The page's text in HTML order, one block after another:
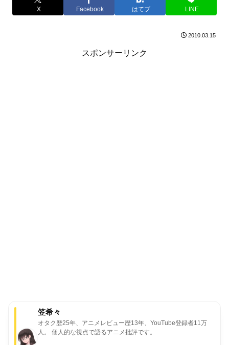
X Facebook はてブ LINE
2010.03.15
スポンサーリンク
笠希々
オタク歴25年、アニメレビュー歴13年、YouTube登録者11万
人。
個人的な視点で語るアニメ批評です。